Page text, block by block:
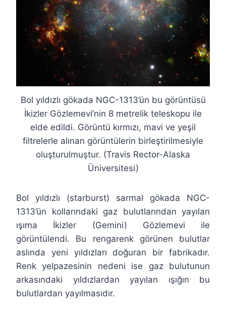
Bol yıldızlı gökada NGC-1313’ün bu görüntüsü
İkizler Gözlemevi’nin 8 metrelik teleskopu ile
elde edildi. Görüntü kırmızı, mavi ve yeşil
filtrelerle alınan görüntülerin birleştirilmesiyle
oluşturulmuştur. (Travis Rector-Alaska
Üniversitesi)
Bol yıldızlı (starburst) sarmal gökada NGC-
1313’ün kollarındaki gaz bulutlarından yayılan
ışıma İkizler (Gemini) Gözlemevi ile
görüntülendi. Bu rengarenk görünen bulutlar
aslında yeni yıldızları doğuran bir fabrikadır.
Renk yelpazesinin nedeni ise gaz bulutunun
arkasındaki yıldızlardan yayılan ışığın bu
bulutlardan yayılmasıdır.